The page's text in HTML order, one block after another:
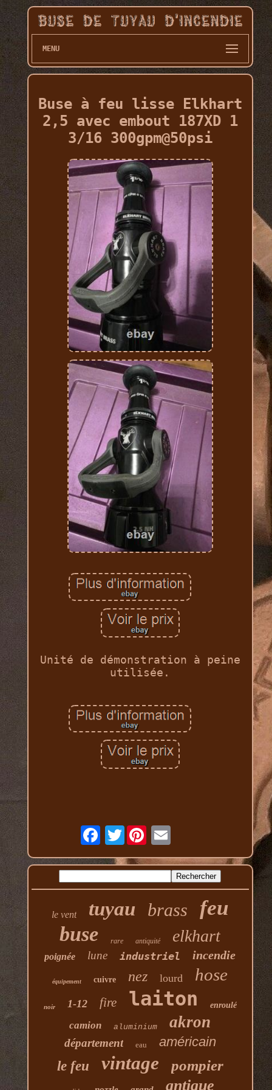
MENU
Buse à feu lisse Elkhart
2,5 avec embout 187XD 1
3/16 300gpm@50psi
Unité de démonstration à peine
utilisée.
Twitter
le vent tuyau brass feu
buse rare antiquité elkhart
poignée lune industriel incendie
équipement cuivre nez lourd hose
noir 1-12 fire laiton enroulé
camion aluminium akron
département eau
américain
le feu
vintage pompier
antique